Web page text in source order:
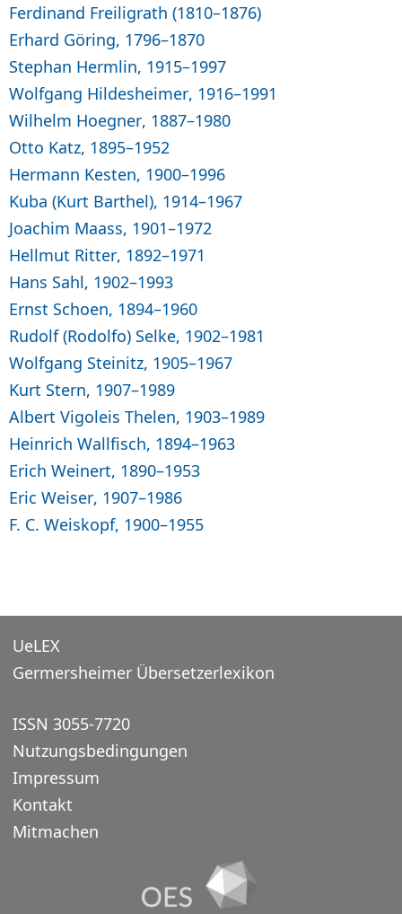
Ferdinand Freiligrath (1810–1876)
Erhard Göring, 1796–1870
Stephan Hermlin, 1915–1997
Wolfgang Hildesheimer, 1916–1991
Wilhelm Hoegner, 1887–1980
Otto Katz, 1895–1952
Hermann Kesten, 1900–1996
Kuba (Kurt Barthel), 1914–1967
Joachim Maass, 1901–1972
Hellmut Ritter, 1892–1971
Hans Sahl, 1902–1993
Ernst Schoen, 1894–1960
Rudolf (Rodolfo) Selke, 1902–1981
Wolfgang Steinitz, 1905–1967
Kurt Stern, 1907–1989
Albert Vigoleis Thelen, 1903–1989
Heinrich Wallfisch, 1894–1963
Erich Weinert, 1890–1953
Eric Weiser, 1907–1986
F. C. Weiskopf, 1900–1955
UeLEX
Germersheimer Übersetzerlexikon
ISSN 3055-7720
Nutzungsbedingungen
Impressum
Kontakt
Mitmachen